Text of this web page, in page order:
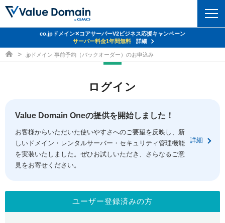
ドメイントップ
ドメイン移管
ドメイン価格一覧
ドメイン一括検索
.jpドメインオークション
gTLDオークション NEW!
コアサーバー
バリューサーバー
XREA
セキュリティトップ
Value Domain ネットde診断
SSL証明書
サービストップ
お得意様割引
facebook
co.jpドメイン✕コアサーバーV2ビジネス応援キャンペーン
サーバー料金1年間無料
詳細
ドメイン取得ならバリュードメイン
.jpドメイン 事前予約（バックオーダー）のお申込み
ログイン
Value Domain Oneの提供を開始しました！
お客様からいただいた使いやすさへのご要望を反映し、新
しいドメイン・レンタルサーバー・セキュリティ管理機能
を実装いたしました。ぜひお試しいただき、さらなるご意
見をお寄せください。
詳細
ユーザー登録済みの方